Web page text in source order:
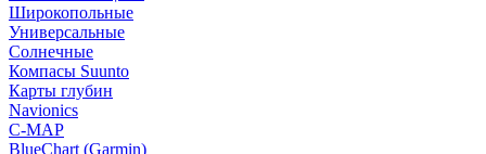
Широкопольные
Универсальные
Солнечные
Компасы Suunto
Карты глубин
Navionics
C-MAP
BlueChart (Garmin)